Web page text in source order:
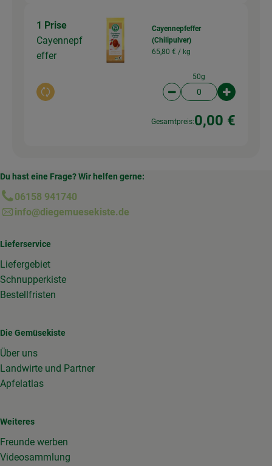
1 Prise
Cayennepf
effer
Auswahl ändern
Cayennepfeffer
(Chilipulver)
65,80 € / kg
50g
Artikelanzahl
Gesamtpreis:0,00 €
Du hast eine Frage? Wir helfen gerne:
06158 941740
info@diegemuesekiste.de
Lieferservice
Liefergebiet
Schnupperkiste
Bestellfristen
Die Gemüsekiste
Über uns
Landwirte und Partner
Apfelatlas
Weiteres
Freunde werben
Videosammlung